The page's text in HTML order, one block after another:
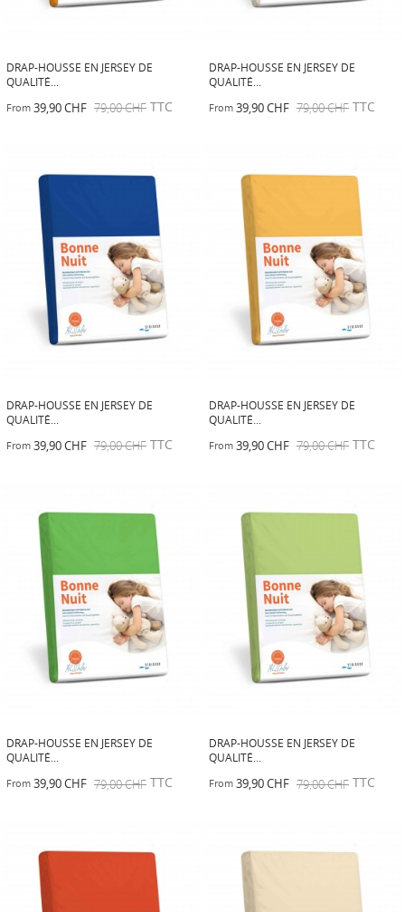
DRAP-HOUSSE EN JERSEY DE
QUALITÉ...
From 39,90 CHF 79,00 CHF TTC
DRAP-HOUSSE EN JERSEY DE
QUALITÉ...
From 39,90 CHF 79,00 CHF TTC
DRAP-HOUSSE EN JERSEY DE
QUALITÉ...
From 39,90 CHF 79,00 CHF TTC
DRAP-HOUSSE EN JERSEY DE
QUALITÉ...
From 39,90 CHF 79,00 CHF TTC
DRAP-HOUSSE EN JERSEY DE
QUALITÉ...
From 39,90 CHF 79,00 CHF TTC
DRAP-HOUSSE EN JERSEY DE
QUALITÉ...
From 39,90 CHF 79,00 CHF TTC